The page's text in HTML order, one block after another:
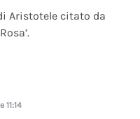
Aristotele citato da
11:14